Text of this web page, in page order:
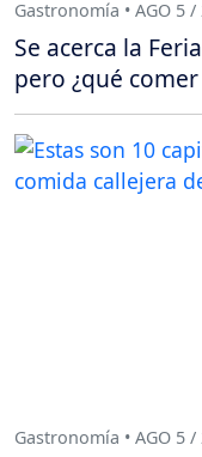
Gastronomía • AGO 5 /
Se acerca la
pero ¿qué
Gastronomía • AGO 5 /